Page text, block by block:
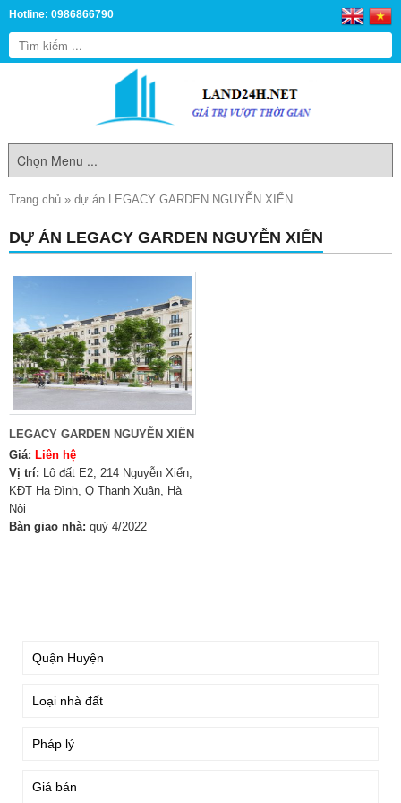
Hotline: 0986866790
Trang chủ » dự án LEGACY GARDEN NGUYỄN XIỂN
DỰ ÁN LEGACY GARDEN NGUYỄN XIỂN
LEGACY GARDEN NGUYỄN XIỂN
Giá: Liên hệ
Vị trí: Lô đất E2, 214 Nguyễn Xiển,
KĐT Hạ Đình, Q Thanh Xuân, Hà
Nội
Bàn giao nhà: quý 4/2022